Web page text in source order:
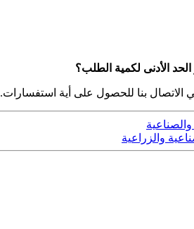
الأدنى لكمية الطلب؟
الاتصال بنا للحصول على أية استفسارات.